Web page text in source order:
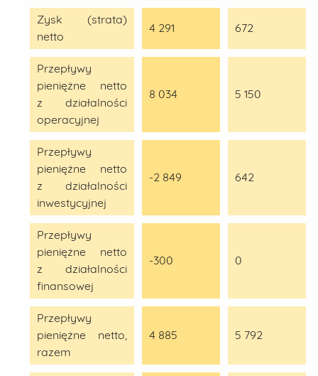
Zysk (strata)
netto
4 291 672
Przepływy
pieniężne netto
z działalności
operacyjnej
8 034 5 150
Przepływy
pieniężne netto
z działalności
inwestycyjnej
-2 849 642
Przepływy
pieniężne netto
z działalności
finansowej
-300 0
Przepływy
pieniężne netto,
razem
4 885 5 792